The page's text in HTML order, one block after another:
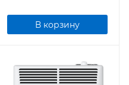
В корзину